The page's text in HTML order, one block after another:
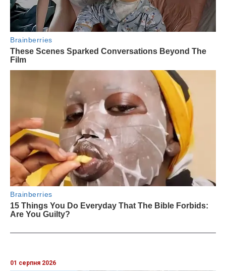
01 серпня 2026